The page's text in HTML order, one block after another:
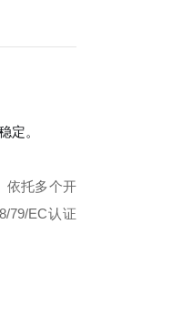
定。
依托多个开
79/EC认证